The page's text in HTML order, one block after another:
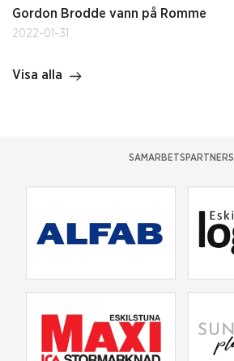
Gordon Brodde vann på Romme
2022-01-31
Visa alla
SAMARBETSPARTNERS